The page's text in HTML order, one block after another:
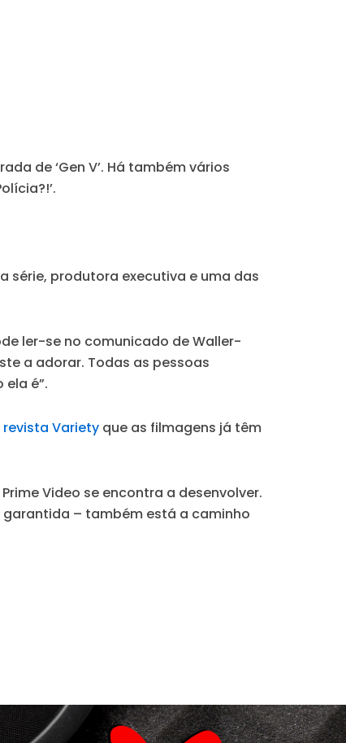
de ‘Gen V’. Há também vários
série, produtora executiva e uma das
ler-se no comunicado de Waller-
a adorar. Todas as pessoas
é”.
revista Variety que as filmagens já têm
Video se encontra a desenvolver.
– também está a caminho